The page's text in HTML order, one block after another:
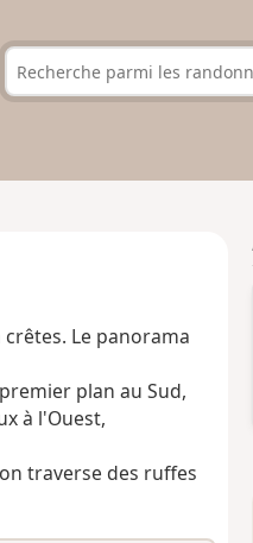
Le panorama
plan au Sud,
à l'Ouest,
traverse des ruffes